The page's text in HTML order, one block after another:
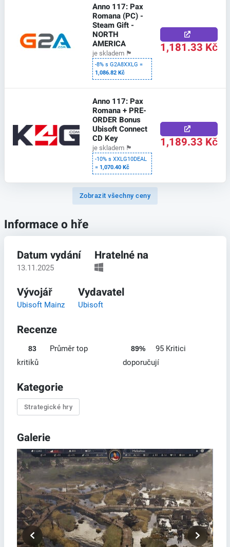
Anno 117: Pax
Romana (PC) -
Steam Gift -
NORTH
AMERICA
je skladem 🏴
-8% s G2A8XXLG =
1,086.82 Kč
1,181.33 Kč
Anno 117: Pax
Romana + PRE-
ORDER Bonus
Ubisoft Connect
CD Key
je skladem 🏴
-10% s XXLG10DEAL
=1,070.40 Kč
1,189.33 Kč
Zobrazit všechny ceny
Informace o hře
Datum vydání
13.11.2025
Hratelné na
Vývojář
Ubisoft Mainz
Vydavatel
Ubisoft
Recenze
83
Průměr top
kritiků
89%
95 Kritici
doporučují
Kategorie
Strategické hry
Galerie